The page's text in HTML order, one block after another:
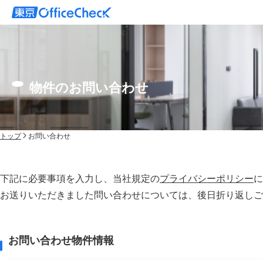
物件のお問い合わせ
トップ お問い合わせ
下記に必要事項を入力し、当社規定のプライバシーポリシー
お送りいただきました問い合わせについては、後⽇折り返し
お問い合わせ物件情報